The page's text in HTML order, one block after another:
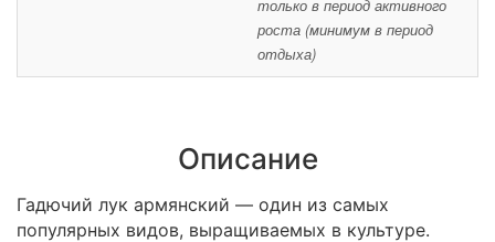
только в период активного
роста (минимум в период
отдыха)
Описание
Гадючий лук армянский — один из самых
популярных видов, выращиваемых в культуре.